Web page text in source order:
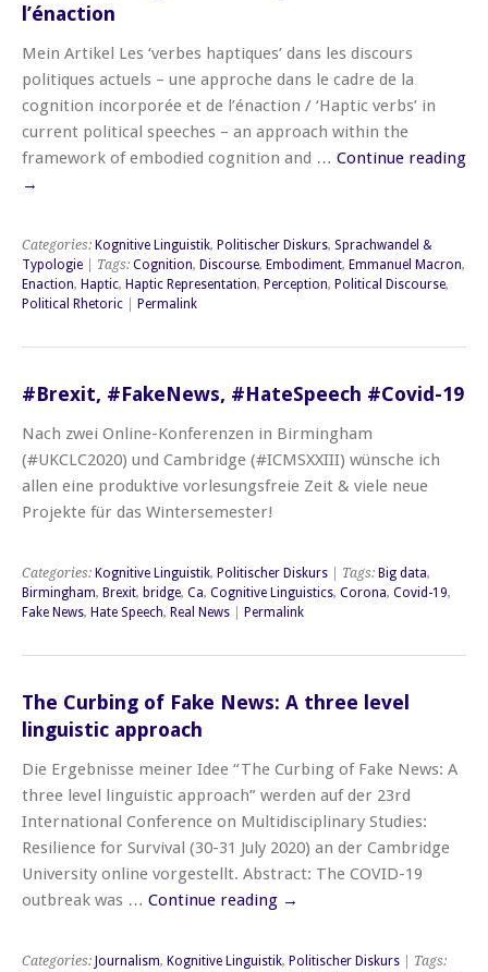
l’énaction
Mein Artikel Les ‘verbes haptiques’ dans les discours
politiques actuels – une approche dans le cadre de la
cognition incorporée et de l’énaction / ‘Haptic verbs’ in
current political speeches – an approach within the
framework of embodied cognition and … Continue reading
→
Categories: Kognitive Linguistik, Politischer Diskurs, Sprachwandel &
Typologie | Tags: Cognition, Discourse, Embodiment, Emmanuel Macron,
Enaction, Haptic, Haptic Representation, Perception, Political Discourse,
Political Rhetoric
Permalink
#Brexit, #FakeNews, #HateSpeech #Covid-19
Nach zwei Online-Konferenzen in Birmingham
(#UKCLC2020) und Cambridge (#ICMSXXIII) wünsche ich
allen eine produktive vorlesungsfreie Zeit & viele neue
Projekte für das Wintersemester!
Categories: Kognitive Linguistik, Politischer Diskurs | Tags: Big data,
Birmingham, Brexit, bridge, Ca, Cognitive Linguistics, Corona, Covid-19,
Fake News, Hate Speech, Real News Permalink
The Curbing of Fake News: A three level
linguistic approach
Die Ergebnisse meiner Idee “The Curbing of Fake News: A
three level linguistic approach” werden auf der 23rd
International Conference on Multidisciplinary Studies:
Resilience for Survival (30-31 July 2020) an der Cambridge
University online vorgestellt. Abstract: The COVID-19
outbreak was … Continue reading →
Categories: Journalism, Kognitive Linguistik, Politischer Diskurs | Tags: